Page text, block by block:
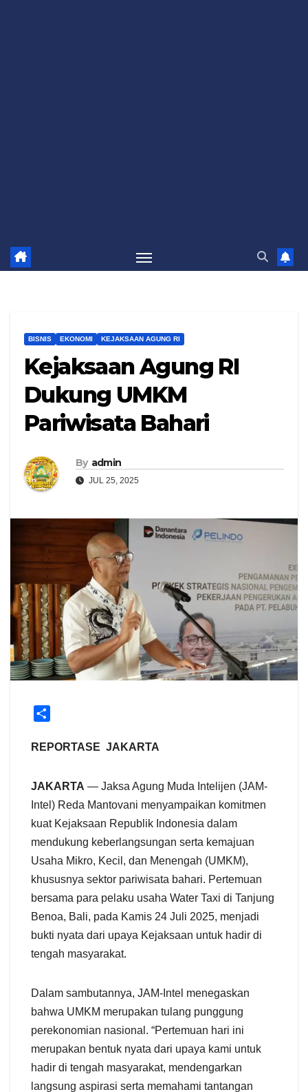
BISNIS EKONOMI KEJAKSAAN AGUNG RI
Kejaksaan Agung RI
Dukung UMKM
Pariwisata Bahari
By admin
JUL 25, 2025
a
e
REPORTASE JAKARTA
JAKARTA — Jaksa Agung Muda Intelijen (JAM-
Intel) Reda Mantovani menyampaikan komitmen
kuat Kejaksaan Republik Indonesia dalam
mendukung keberlangsungan serta kemajuan
Usaha Mikro, Kecil, dan Menengah (UMKM),
khususnya sektor pariwisata bahari. Pertemuan
bersama para pelaku usaha Water Taxi di Tanjung
Benoa, Bali, pada Kamis 24 Juli 2025, menjadi
bukti nyata dari upaya Kejaksaan untuk hadir di
tengah masyarakat.
Dalam sambutannya, JAM-Intel menegaskan
bahwa UMKM merupakan tulang punggung
perekonomian nasional. “Pertemuan hari ini
merupakan bentuk nyata dari upaya kami untuk
hadir di tengah masyarakat, mendengarkan
langsung aspirasi serta memahami tantangan